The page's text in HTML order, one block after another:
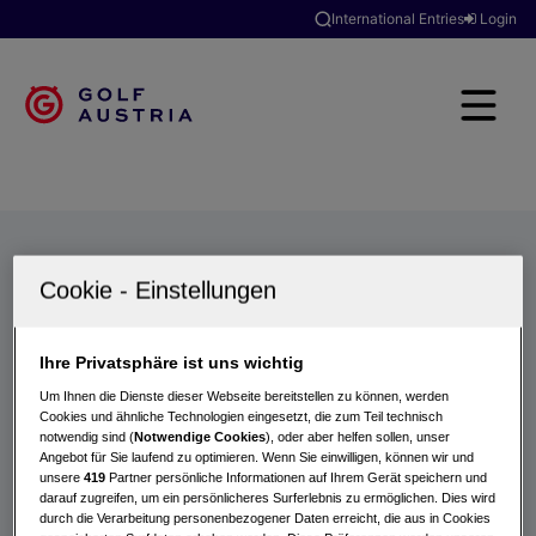
International Entries Login
Turniere
Ihre Privatsphäre ist uns wichtig
Um Ihnen die Dienste dieser Webseite bereitstellen zu können, werden
Cookies und ähnliche Technologien eingesetzt, die zum Teil technisch
notwendig sind (Notwendige Cookies), oder aber helfen sollen, unser
Angebot für Sie laufend zu optimieren. Wenn Sie einwilligen, können wir und
unsere419 Partner persönliche Informationen auf Ihrem Gerät speichern und
darauf zugreifen, um ein persönlicheres Surferlebnis zu ermöglichen. Dies wird
durch die Verarbeitung personenbezogener Daten erreicht, die aus in Cookies